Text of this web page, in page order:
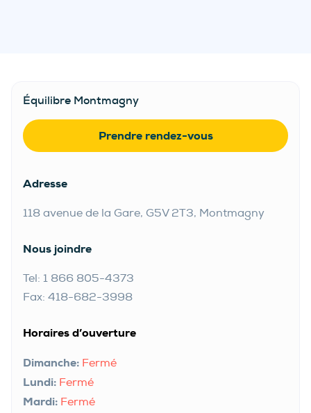
Équilibre Montmagny
Prendre rendez-vous
Adresse
118 avenue de la Gare, G5V 2T3, Montmagny
Nous joindre
Tel: 1 866 805-4373
Fax: 418-682-3998
Horaires d’ouverture
Dimanche: Fermé
Lundi: Fermé
Mardi: Fermé